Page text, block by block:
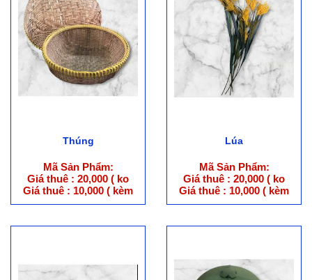
Thúng
Mã Sản Phẩm:
Giá thuê : 20,000 ( ko
trang phục )
Giá thuê : 10,000 ( kèm
trang phục )
Lúa
Mã Sản Phẩm:
Giá thuê : 20,000 ( ko
trang phục )
Giá thuê : 10,000 ( kèm
trang phục )